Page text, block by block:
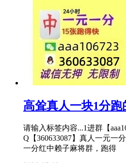
高耸真人一块1分跑
请输入标签内容...1进群【
Q【360633087】真人一元一
一分红中赖子麻将群，跑得